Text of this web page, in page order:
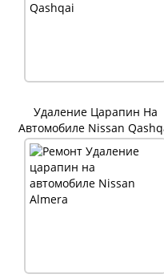
Удаление Царапин На
Автомобиле Nissan